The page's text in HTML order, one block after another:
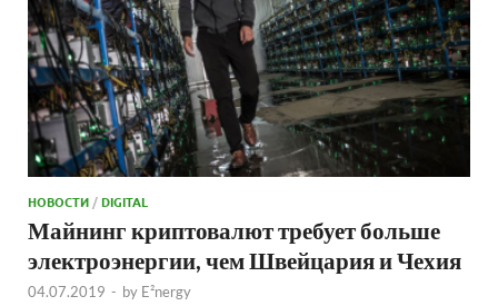
НОВОСТИ /DIGITAL
Майнинг криптовалют требует больше
электроэнергии, чем Швейцария и Чехия
04.07.2019 - by E²nergy